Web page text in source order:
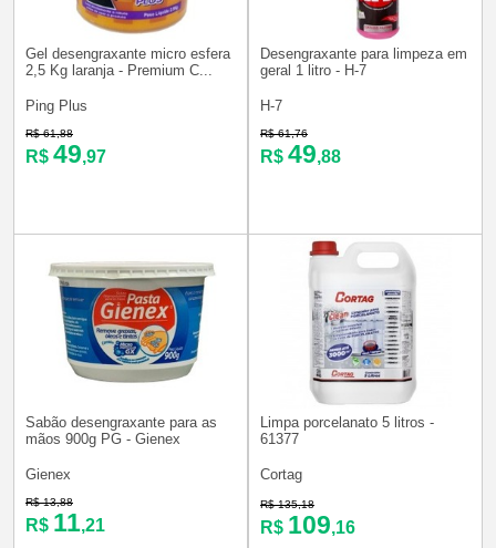
Gel desengraxante micro esfera
2,5 Kg laranja - Premium C...
Ping Plus
R$ 61,88
R$ 49,97
Desengraxante para limpeza em
geral 1 litro - H-7
H-7
R$ 61,76
R$ 49,88
Sabão desengraxante para as
mãos 900g PG - Gienex
Gienex
R$ 13,88
R$ 11,21
Limpa porcelanato 5 litros -
61377
Cortag
R$ 135,18
R$ 109,16